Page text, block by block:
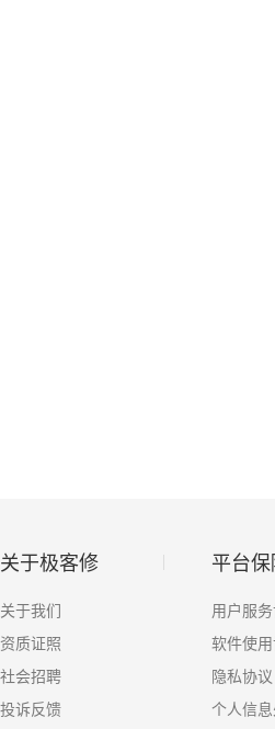
关于极客修
关于我们
资质证照
社会招聘
投诉反馈
平台
用户服
软件使
隐私协议
个人信